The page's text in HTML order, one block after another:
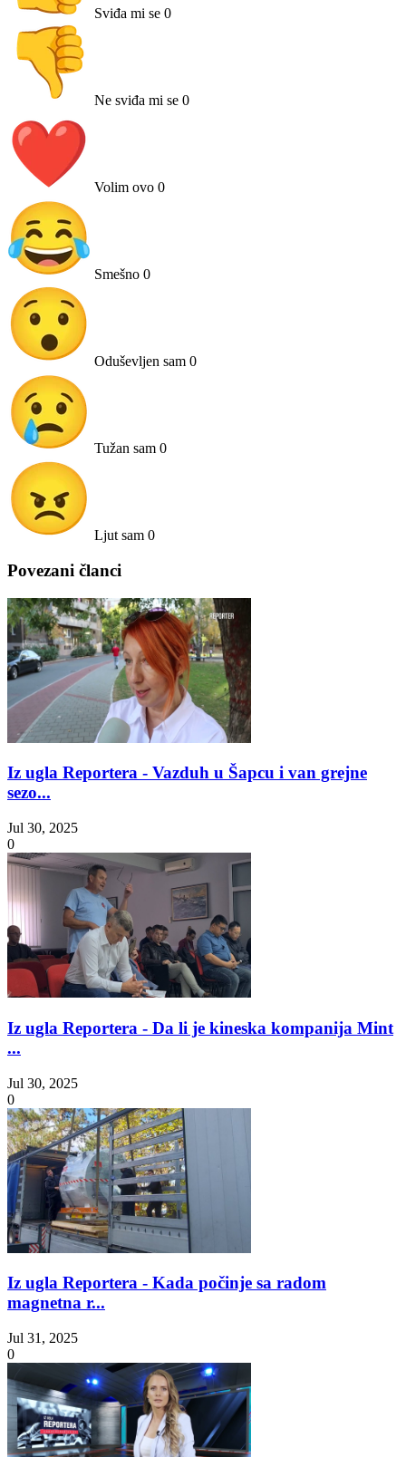
Sviđa mi se 0
Ne sviđa mi se 0
Volim ovo 0
Smešno 0
Oduševljen sam 0
Tužan sam 0
Ljut sam 0
Povezani članci
Iz ugla Reportera - Vazduh u Šapcu i van grejne
sezo...
Jul 30, 2025
0
Iz ugla Reportera - Da li je kineska kompanija Mint
...
Jul 30, 2025
0
Iz ugla Reportera - Kada počinje sa radom
magnetna r...
Jul 31, 2025
0